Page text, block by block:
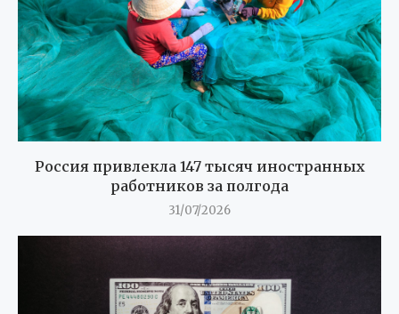
Россия привлекла 147 тысяч иностранных
работников за полгода
31/07/2026